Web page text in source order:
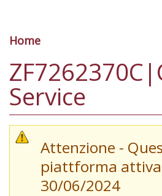
Tu sei qui
Home
Service
Attenzione -
piattforma
30/06/2024